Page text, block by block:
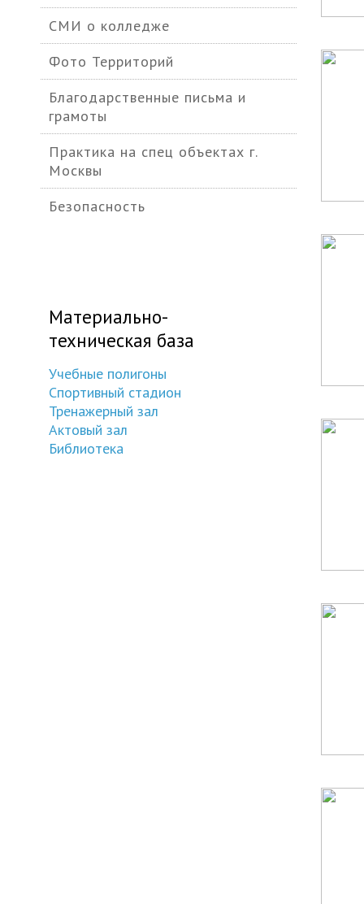
СМИ о колледже
Фото Территорий
Благодарственные письма и
грамоты
Практика на спец объектах г.
Москвы
Безопасность
Материально-
техническая база
Учебные полигоны
Спортивный стадион
Тренажерный зал
Актовый зал
Библиотека